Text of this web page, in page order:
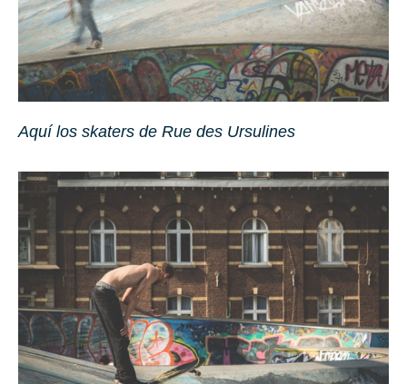
Aquí los skaters de Rue des Ur­su­li­nes